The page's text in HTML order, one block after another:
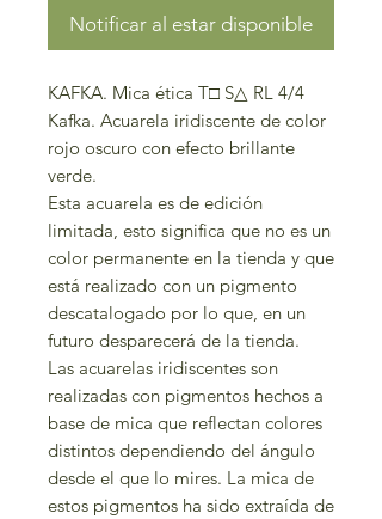
Notificar al estar disponible
KAFKA. Mica ética T□ S△ RL 4/4
Kafka. Acuarela iridiscente de color
rojo oscuro con efecto brillante
verde.
Esta acuarela es de edición
limitada, esto significa que no es un
color permanente en la tienda y que
está realizado con un pigmento
descatalogado por lo que, en un
futuro desparecerá de la tienda.
Las acuarelas iridiscentes son
realizadas con pigmentos hechos a
base de mica que reflectan colores
distintos dependiendo del ángulo
desde el que lo mires. La mica de
estos pigmentos ha sido extraída de